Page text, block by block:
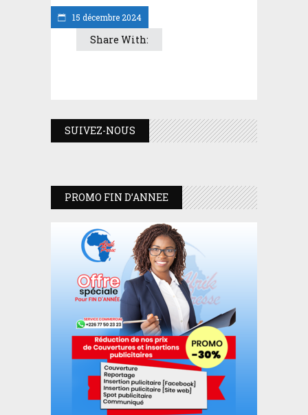
15 décembre 2024
Share With:
SUIVEZ-NOUS
PROMO FIN D’ANNEE